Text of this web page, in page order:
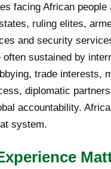
2016
2016
2016
2016
facing African people
ruling elites,
and security
often sustained by
trade interests,
diplomatic
accountability.
system.